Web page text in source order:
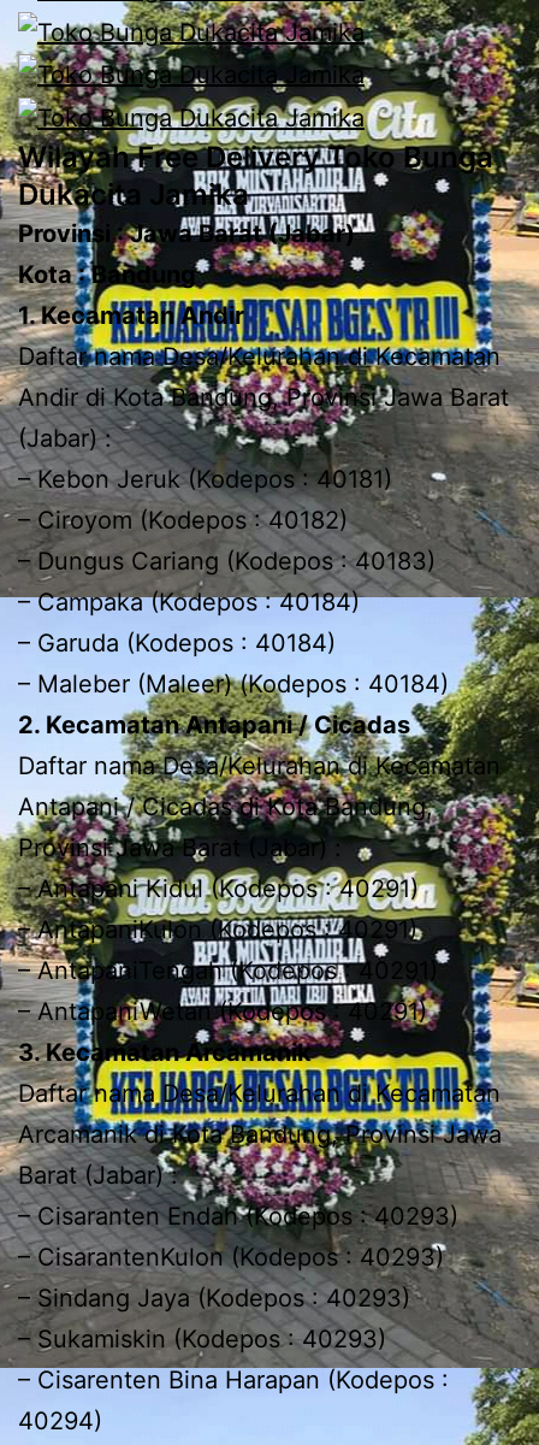
Wilayah Free Delivery Toko Bunga
Dukacita Jamika
Provinsi : Jawa Barat (Jabar)
Kota : Bandung
1. Kecamatan Andir
Daftar nama Desa/Kelurahan di Kecamatan
Andir di Kota Bandung, Provinsi Jawa Barat
(Jabar) :
– Kebon Jeruk (Kodepos : 40181)
– Ciroyom (Kodepos : 40182)
– Dungus Cariang (Kodepos : 40183)
– Campaka (Kodepos : 40184)
– Garuda (Kodepos : 40184)
– Maleber (Maleer) (Kodepos : 40184)
2. Kecamatan Antapani / Cicadas
Daftar nama Desa/Kelurahan di Kecamatan
Antapani / Cicadas di Kota Bandung,
Provinsi Jawa Barat (Jabar) :
– Antapani Kidul (Kodepos : 40291)
– AntapaniKulon (Kodepos : 40291)
– AntapaniTengah (Kodepos : 40291)
– AntapaniWetan (Kodepos : 40291)
3. Kecamatan Arcamanik
Daftar nama Desa/Kelurahan di Kecamatan
Arcamanik di Kota Bandung, Provinsi Jawa
Barat (Jabar) :
– Cisaranten Endah (Kodepos : 40293)
– CisarantenKulon (Kodepos : 40293)
– Sindang Jaya (Kodepos : 40293)
– Sukamiskin (Kodepos : 40293)
– Cisarenten Bina Harapan (Kodepos :
40294)